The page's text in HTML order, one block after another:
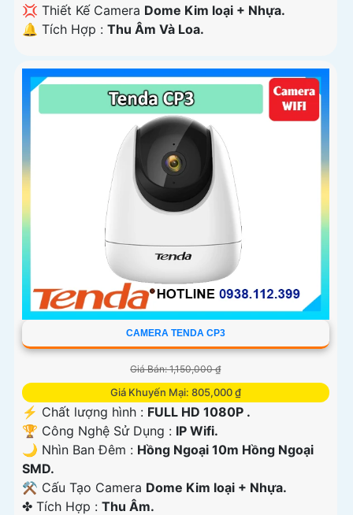
💢 Thiết Kế Camera Dome Kim loại + Nhựa.
️🔔 Tích Hợp : Thu Âm Và Loa.
CAMERA TENDA CP3
Giá Bán: 1,150,000 ₫
Giá Khuyến Mại: 805,000 ₫
️⚡ Chất lượng hình : FULL HD 1080P .
🏆 Công Nghệ Sử Dụng : IP Wifi.
🌙 Nhìn Ban Đêm : Hồng Ngoại 10m Hồng Ngoại
SMD.
⚒ Cấu Tạo Camera Dome Kim loại + Nhựa.
️✤ Tích Hợp : Thu Âm.